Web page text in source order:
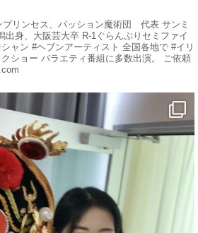
りたい
5 X
パッションプリンセス【公式】
· 4 8月
した
プリンセス、パッション魔術団 代表 サンミ
出身、大阪芸大卒 R-1ぐらんぷりセミファイ
ャン #ヘブンアーティスト 全国各地で #イリ
ショー バラエティ番組に多数出演。 ご依頼